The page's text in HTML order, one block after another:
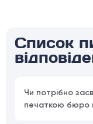
Список
Чи потрібно
печаткою бюро